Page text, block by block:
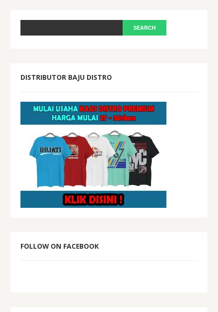
DISTRIBUTOR BAJU DISTRO
FOLLOW ON FACEBOOK